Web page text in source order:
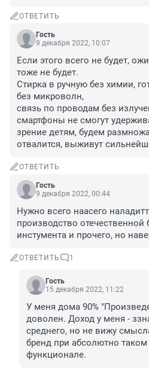
ОТВЕТИТЬ
Гость
9 декабря 2022, 10:07
Если этого всего не будет,
тоже не будет.
Стирка в ручную без химии,
без микроволн,
связь по проводам без
смартфоны не смогут
зрение детям, будем
отвалится, выживут
ОТВЕТИТЬ
Гость
9 декабря 2022, 00:44
Нужно всего наасего
производство отечественной
инстумента и прочего, но
ОТВЕТИТЬ 1
Гость
15 декабря 2022, 11:22
У меня дома 90%
доволен. Доход у меня -
среднего, но не вижу
бренд при абсолютно таком
функционале.